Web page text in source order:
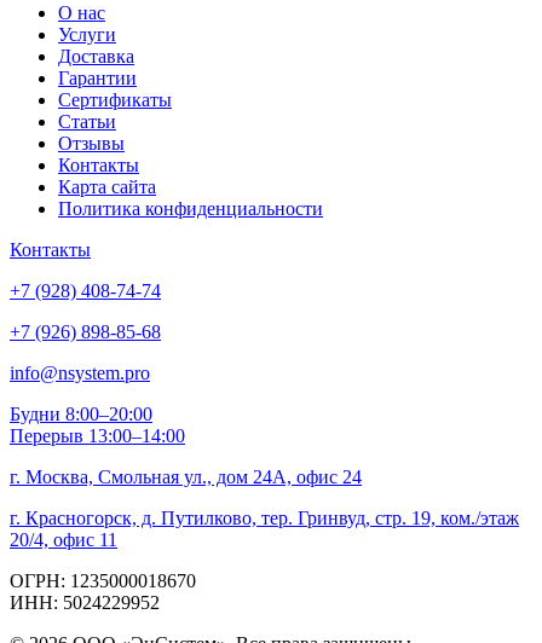
О нас
Услуги
Доставка
Гарантии
Сертификаты
Статьи
Отзывы
Контакты
Карта сайта
Политика конфиденциальности
Контакты
+7 (928) 408-74-74
+7 (926) 898-85-68
info@nsystem.pro
Будни 8:00–20:00
Перерыв 13:00–14:00
г. Москва, Смольная ул., дом 24А, офис 24
г. Красногорск, д. Путилково, тер. Гринвуд, стр. 19, ком./этаж
20/4, офис 11
ОГРН: 1235000018670
ИНН: 5024229952